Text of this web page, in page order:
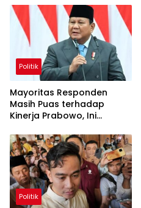
Politik
Mayoritas Responden
Masih Puas terhadap
Kinerja Prabowo, Ini
2026
Politik